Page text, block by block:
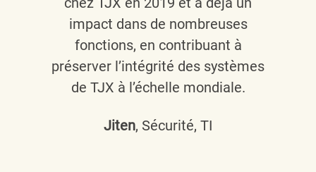
impact dans de nombreuses
fonctions, en contribuant à
préserver l’intégrité des systèmes
de TJX à l’échelle mondiale.
Jiten, Sécurité, TI